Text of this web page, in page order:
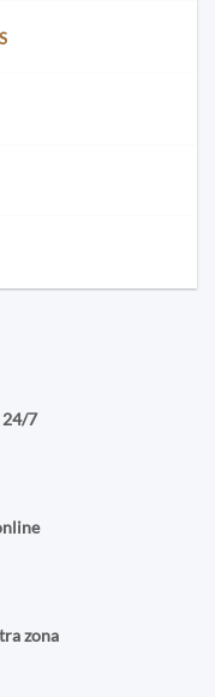
24/7
zona